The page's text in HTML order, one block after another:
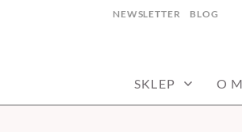
NEWSLETTER BLOG
SKLEP O